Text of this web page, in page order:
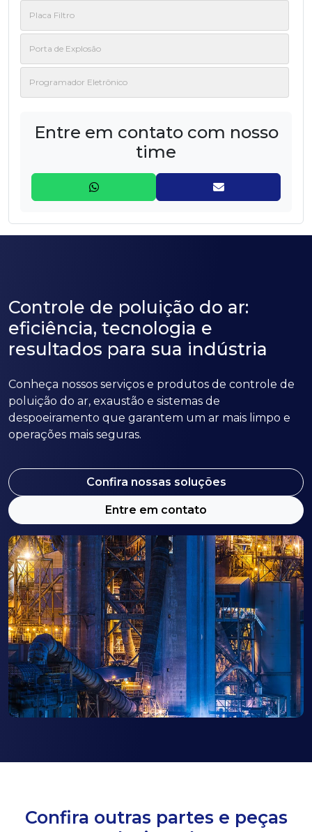
Placa Filtro
Porta de Explosão
Programador Eletrônico
Entre em contato com nosso
time
Controle de poluição do ar:
eficiência, tecnologia e
resultados para sua indústria
Conheça nossos serviços e produtos de controle de
poluição do ar, exaustão e sistemas de
despoeiramento que garantem um ar mais limpo e
operações mais seguras.
Confira nossas soluções
Entre em contato
Confira outras partes e peças